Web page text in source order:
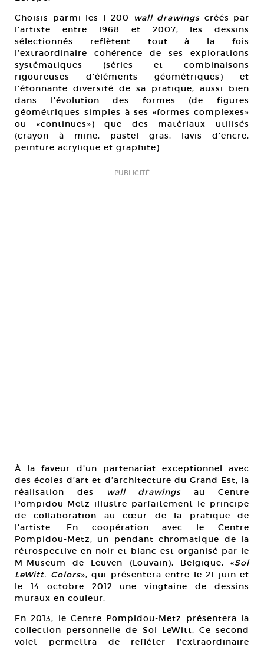
Choisis parmi les 1 200
wall drawings créés par
l’artiste entre 1968 et 2007, les dessins
sélectionnés reflètent tout à la fois
l’extraordinaire cohérence de ses explorations
systématiques (séries et combinaisons
rigoureuses d’éléments géométriques) et
l’étonnante diversité de sa pratique, aussi bien
dans l’évolution des formes (de figures
géométriques simples à ses «formes complexes»
ou «continues») que des matériaux utilisés
(crayon à mine, pastel gras, lavis d’encre,
peinture acrylique et graphite).
PUBLICITÉ
À la faveur d’un partenariat exceptionnel avec
des écoles d’art et d’architecture du Grand Est, la
réalisation des
wall drawings au Centre
Pompidou-Metz illustre parfaitement le principe
de collaboration au cœur de la pratique de
l’artiste. En coopération avec le Centre
Pompidou-Metz, un pendant chromatique de la
rétrospective en noir et blanc est organisé par le
M-Museum de Leuven (Louvain), Belgique, «Sol
LeWitt. Colors», qui présentera entre le 21 juin et
le 14 octobre 2012 une vingtaine de dessins
muraux en couleur.
En 2013, le Centre Pompidou-Metz présentera la
collection personnelle de Sol LeWitt. Ce second
volet permettra de refléter l’extraordinaire